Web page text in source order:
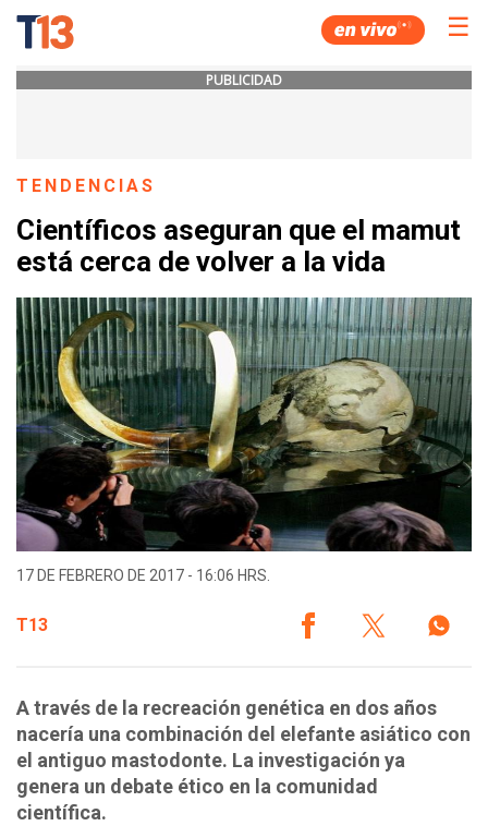
☰
PUBLICIDAD
TENDENCIAS
Científicos aseguran que el mamut
está cerca de volver a la vida
17 DE FEBRERO DE 2017 - 16:06 HRS.
T13
A través de la recreación genética en dos años
nacería una combinación del elefante asiático con
el antiguo mastodonte. La investigación ya
genera un debate ético en la comunidad
científica.